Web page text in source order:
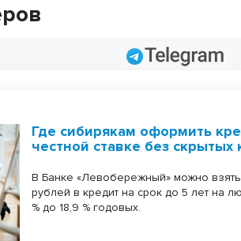
Telegram
Где сибирякам оформить
честной ставке без скрытых
В Банке «Левобережный» можно
рублей в кредит на срок до 5 лет на
% до 18,9 % годовых.